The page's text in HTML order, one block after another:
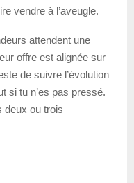
vendre à l’aveugle.
attendent une
offre est alignée sur
de suivre l’évolution
si tu n’es pas pressé.
deux ou trois